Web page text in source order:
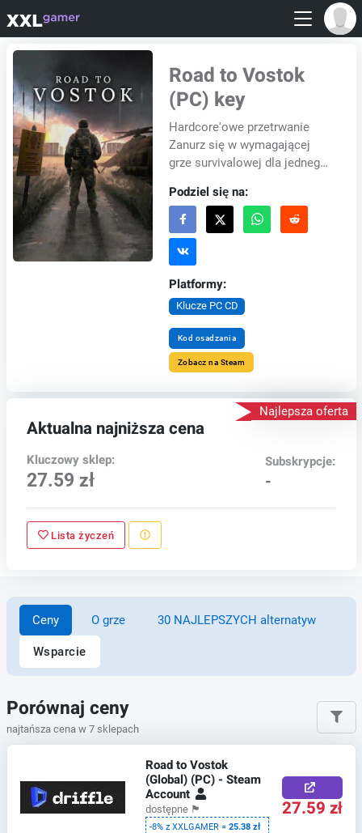
Road to Vostok
(PC) key
Hardcore'owe przetrwanie
Zanurz się w wymagającej
grze survivalowej dla jednego
postapokaliptycznym regionie
między Finlandią a Ro...
Podziel się na:
Platformy:
Klucze PC CD
Kod osadzania
Zobacz na Steam
Najlepsza oferta
Aktualna najniższa cena
Kluczowy sklep:
27.59 zł
Subskrypcje:
-
Lista życzeń
Ceny O grze 30 NAJLEPSZYCH alternatyw
Wsparcie
Porównaj ceny
najtańsza cena w 7 sklepach
Road to Vostok
(Global) (PC) - Steam
Account
dostępne 🏴
-8% z XXLGAMER =25.38 zł
27.59 zł